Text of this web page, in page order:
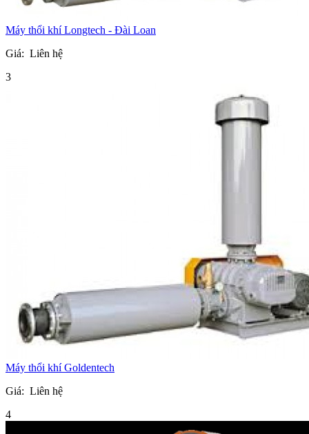
Máy thổi khí Longtech - Đài Loan
Giá: Liên hệ
3
Máy thổi khí Goldentech
Giá: Liên hệ
4